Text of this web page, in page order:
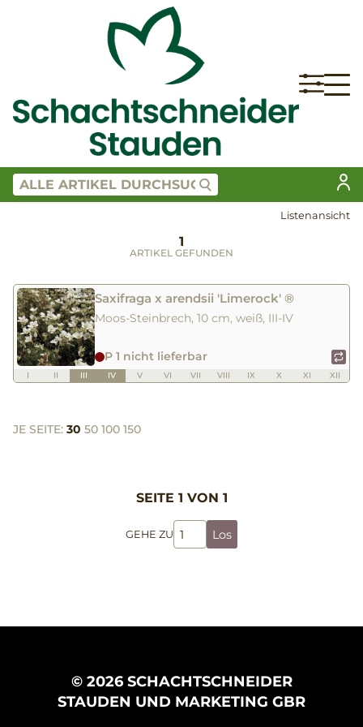
Listenansicht
1
ARTIKEL GEFUNDEN
Saxifraga x arendsii 'Limerock' ®
Moos-Steinbrech, 10 cm, weiß, III-IV
P 1 nicht lieferbar
I II III IV V VI VII VIII IX X XI XII
JE SEITE: 30 50 100 150
SEITE 1 VON 1
GEHE ZU Los
© 2026 SCHACHTSCHNEIDER
STAUDEN UND MARKETING GBR